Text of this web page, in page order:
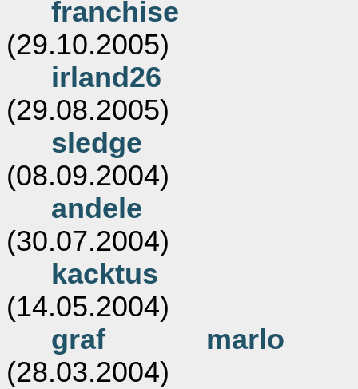
franchise
(29.10.2005)
irland26
(29.08.2005)
sledge
(08.09.2004)
andele
(30.07.2004)
kacktus
(14.05.2004)
graf marlo
(28.03.2004)